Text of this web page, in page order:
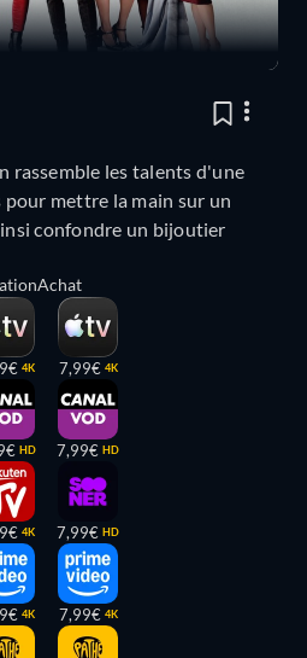
rassemble les talents d'une
mettre la main sur un
confondre un bijoutier
4K
HD
4K
4K
Achat
7,99€ 4K
7,99€ HD
7,99€ HD
7,99€ 4K